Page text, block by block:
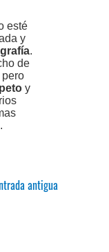
esté
y
.
de
pero
y
antigua